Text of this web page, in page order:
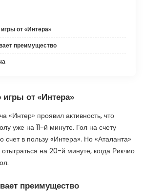
от «Интера»
преимущество
от «Интера»
«Интер» проявил активность, что
уже на 11-й минуте. Гол на счету
счет в пользу «Интера». Но «Аталанта»
на 20-й минуте, когда Рикчио
преимущество